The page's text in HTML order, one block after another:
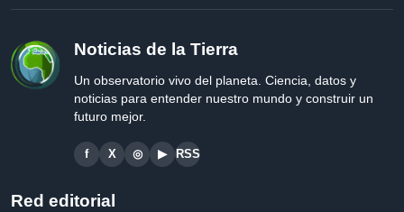
Noticias de la Tierra
Un observatorio vivo del planeta. Ciencia, datos y
noticias para entender nuestro mundo y construir un
futuro mejor.
f X ◎ ▶ RSS
Red editorial